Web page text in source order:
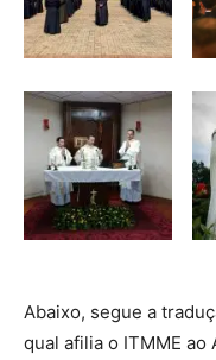
Abaixo, segue a
qual afilia o ITMME